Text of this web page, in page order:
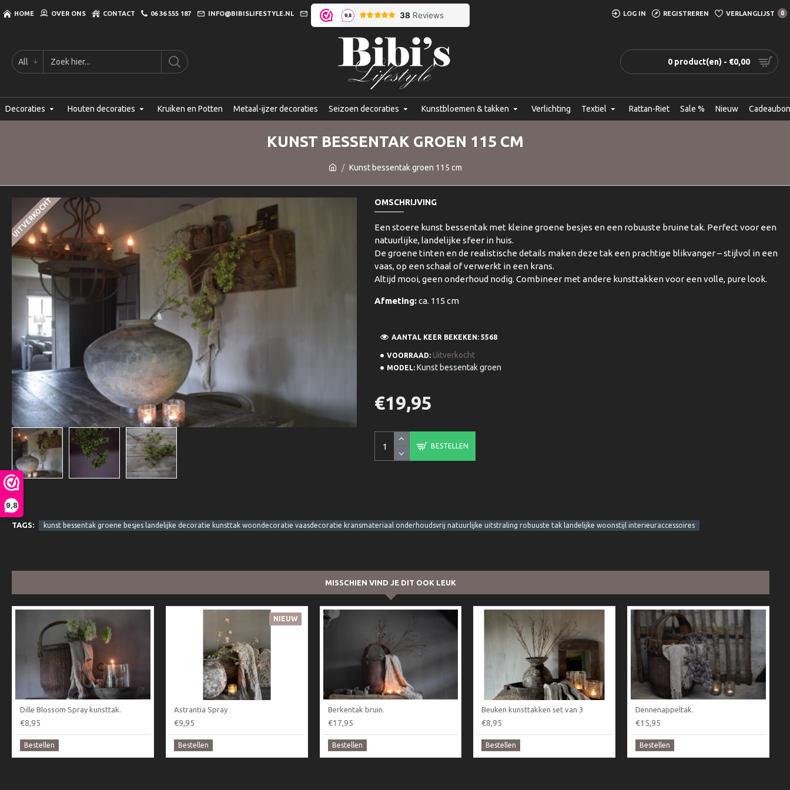
9,8
HOME OVER ONS CONTACT 06 36 555 187 INFO@BIBISLIFESTYLE.NL LOG IN REGISTREREN VERLANGLIJST 0
All 0 product(en) - €0,00
Decoraties Houten decoraties Kruiken en Potten Metaal-ijzer decoraties Seizoen decoraties Kunstbloemen & takken Verlichting Textiel Rattan-Riet Sale % Nieuw Cadeaubon
Kunst bessentak groen 115 cm
KUNST BESSENTAK GROEN 115 CM
UITVERKOCHT OMSCHRIJVING
Een stoere kunst bessentak met kleine groene besjes en een robuuste bruine tak. Perfect voor een
natuurlijke, landelijke sfeer in huis.
De groene tinten en de realistische details maken deze tak een prachtige blikvanger – stijlvol in een
vaas, op een schaal of verwerkt in een krans.
Altijd mooi, geen onderhoud nodig. Combineer met andere kunsttakken voor een volle, pure look.
Afmeting:ca. 115 cm
VOORRAAD: Uitverkocht
MODEL: Kunst bessentak groen
AANTAL KEER BEKEKEN: 5568
€19,95
BESTELLEN
TAGS: kunst bessentak groene besjes landelijke decoratie kunsttak woondecoratie vaasdecoratie kransmateriaal onderhoudsvrij natuurlijke uitstraling robuuste tak landelijke woonstijl interieuraccessoires
MISSCHIEN VIND JE DIT OOK LEUK
Dille Blossom Spray kunsttak.
€8,95
Bestellen
NIEUW
Astrantia Spray
€9,95
Bestellen
Berkentak bruin.
€17,95
Bestellen
Beuken kunsttakken set van 3
€8,95
Bestellen
Dennenappeltak.
€15,95
Bestellen